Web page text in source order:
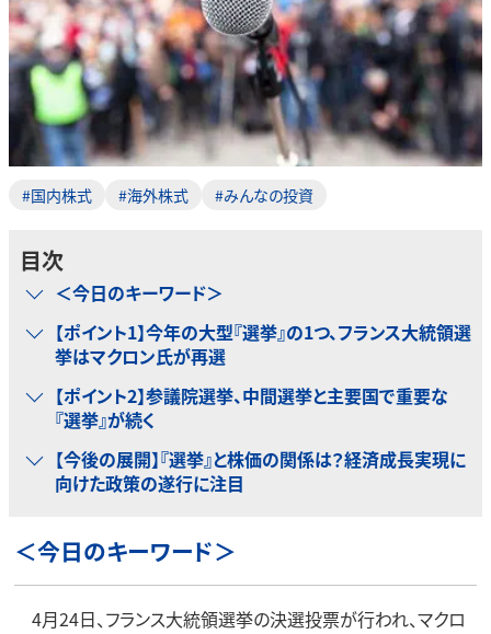
#国内株式 #海外株式 #みんなの投資
目次
＜今日のキーワード＞
【ポイント1】今年の大型『選挙』の1つ、フランス大統領選
挙はマクロン氏が再選
【ポイント2】参議院選挙、中間選挙と主要国で重要な
『選挙』が続く
【今後の展開】『選挙』と株価の関係は？経済成長実現に
向けた政策の遂行に注目
＜今日のキーワード＞
4月24日、フランス大統領選挙の決選投票が行われ、マクロ